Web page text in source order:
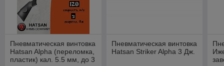
Пневматическая винтовка
Hatsan Alpha (переломка,
пластик) кал. 5.5 мм, до 3
Пневматическая винтовка
Hatsan Striker Alpha 3 Дж.